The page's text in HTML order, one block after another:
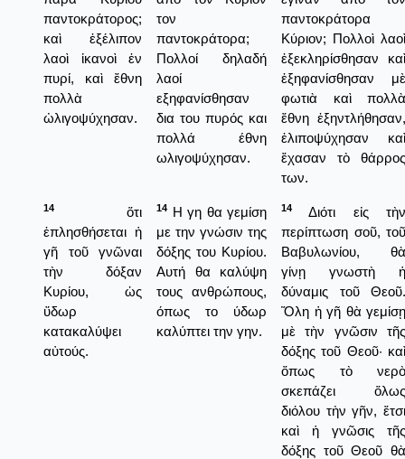
παντοκράτορος;
καὶ ἐξέλιπον
λαοὶ ἱκανοὶ ἐν
πυρί, καὶ ἔθνη
πολλὰ
ὠλιγοψύχησαν.
τον
παντοκράτορα;
Πολλοί δηλαδή
λαοί
εξηφανίσθησαν
δια του πυρός και
πολλά έθνη
ωλιγοψύχησαν.
παντοκράτορα
Κύριον; Πολλοὶ λαοὶ
ἐξεκληρίσθησαν καὶ
ἐξηφανίσθησαν μὲ
φωτιὰ καὶ πολλὰ
ἔθνη ἐξηντλήθησαν,
ἐλιποψύχησαν καὶ
ἔχασαν τὸ θάρρος
των.
14
ὅτι
ἐπλησθήσεται ἡ
γῆ τοῦ γνῶναι
τὴν δόξαν
Κυρίου, ὡς
ὕδωρ
κατακαλύψει
αὐτούς.
14 Η γη θα γεμίση
με την γνώσιν της
δόξης του Κυρίου.
Αυτή θα καλύψη
τους ανθρώπους,
όπως το ύδωρ
καλύπτει την γην.
14
Διότι εἰς τὴν
περίπτωση σοῦ, τοῦ
Βαβυλωνίου, θὰ
γίνῃ γνωστὴ ἡ
δύναμις τοῦ Θεοῦ.
Ὅλη ἡ γῆ θὰ γεμίσῃ
μὲ τὴν γνῶσιν τῆς
δόξης τοῦ Θεοῦ· καὶ
ὅπως τὸ νερὸ
σκεπάζει ὅλως
διόλου τὴν γῆν, ἔτσι
καὶ ἡ γνῶσις τῆς
δόξης τοῦ Θεοῦ θὰ